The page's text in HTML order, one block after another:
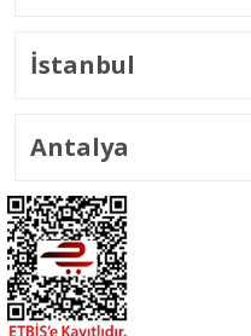
İstanbul
Antalya